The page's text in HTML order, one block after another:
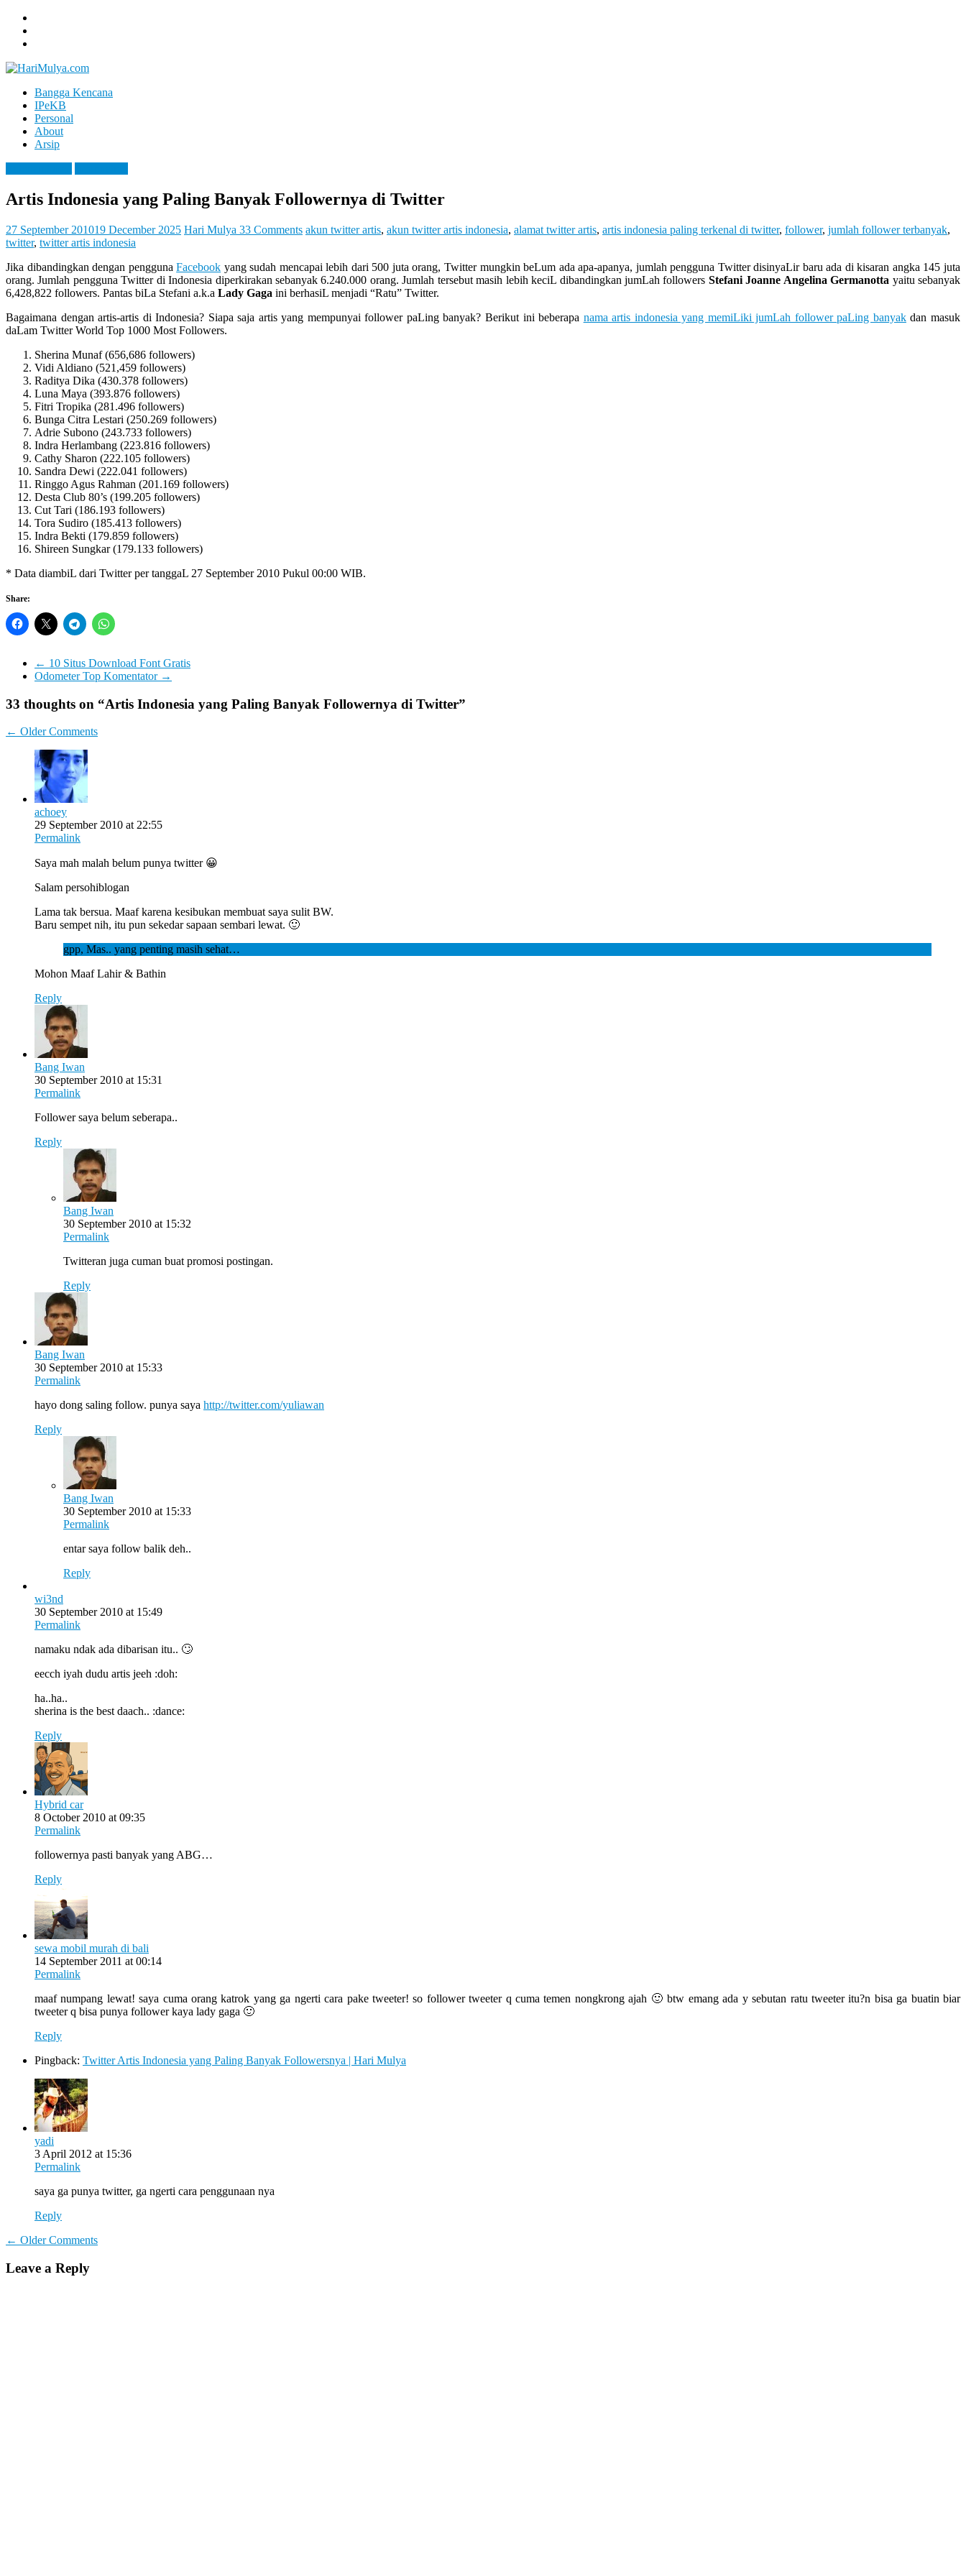
Skip
content
Hari
Mulya
Brain
Can
Analyze
It
Your
Right
Let
You
Feel
Bangga Kencana
IPeKB
Personal
About
Arsip
Artis Indonesia yang Paling Banyak Followernya di Twitter
27 September 201019 December 2025 Hari Mulya 33 Comments akun twitter artis, akun twitter artis indonesia, alamat twitter artis, artis indonesia paling terkenal di twitter, follower, jumlah follower terbanyak,
twitter, twitter artis indonesia
Jika dibandingkan dengan penggunaFacebook yang sudah mencapai lebih dari 500 juta orang, Twitter mungkin beLum ada apa-apanya, jumlah pengguna Twitter disinyaLir baru ada di kisaran angka 145 juta
orang. Jumlah pengguna Twitter di Indonesia diperkirakan sebanyak 6.240.000 orang. Jumlah tersebut masih lebih keciL dibandingkan jumLah followers Stefani Joanne Angelina Germanotta yaitu sebanyak
6,428,822 followers. Pantas biLa Stefani a.k.a Lady Gaga ini berhasiL menjadi “Ratu” Twitter.
Bagaimana dengan artis-artis di Indonesia? Siapa saja artis yang mempunyai follower paLing banyak? Berikut ini beberapa nama artis indonesia yang memiLiki jumLah follower paLing banyakdan masuk
daLam Twitter World Top 1000 Most Followers.
Sherina Munaf (656,686 followers)
Vidi Aldiano (521,459 followers)
Raditya Dika (430.378 followers)
Luna Maya (393.876 followers)
Fitri Tropika (281.496 followers)
Bunga Citra Lestari (250.269 followers)
Adrie Subono (243.733 followers)
Indra Herlambang (223.816 followers)
Cathy Sharon (222.105 followers)
Sandra Dewi (222.041 followers)
Ringgo Agus Rahman (201.169 followers)
Desta Club 80’s (199.205 followers)
Cut Tari (186.193 followers)
Tora Sudiro (185.413 followers)
Indra Bekti (179.859 followers)
Shireen Sungkar (179.133 followers)
* Data diambiL dari Twitter per tanggaL 27 September 2010 Pukul 00:00 WIB.
Share:
← 10 Situs Download Font Gratis
Odometer Top Komentator →
33 thoughts on “Artis Indonesia yang Paling Banyak Followernya di Twitter”
Comment
← Older Comments
achoey
29 September 2010 at 22:55
Permalink
Saya mah malah belum punya twitter 😀
Salam persohiblogan
Lama tak bersua. Maaf karena kesibukan membuat saya sulit BW.
Baru sempet nih, itu pun sekedar sapaan sembari lewat. 🙂
gpp, Mas.. yang penting masih sehat…
Mohon Maaf Lahir & Bathin
Reply
Bang Iwan
30 September 2010 at 15:31
Permalink
Follower saya belum seberapa..
Reply
Bang Iwan
30 September 2010 at 15:32
Permalink
Twitteran juga cuman buat promosi postingan.
Reply
Bang Iwan
30 September 2010 at 15:33
Permalink
hayo dong saling follow. punya saya http://twitter.com/yuliawan
Reply
Bang Iwan
30 September 2010 at 15:33
Permalink
entar saya follow balik deh..
Reply
wi3nd
30 September 2010 at 15:49
Permalink
namaku ndak ada dibarisan itu.. 🙄
eecch iyah dudu artis jeeh :doh:
ha..ha..
sherina is the best daach.. :dance:
Reply
Hybrid car
8 October 2010 at 09:35
Permalink
followernya pasti banyak yang ABG…
Reply
sewa mobil murah di bali
14 September 2011 at 00:14
Permalink
maaf numpang lewat! saya cuma orang katrok yang ga ngerti cara pake tweeter! so follower tweeter q cuma temen nongkrong ajah 🙂 btw emang ada y sebutan ratu tweeter itu?n bisa ga buatin biar
tweeter q bisa punya follower kaya lady gaga 🙂
Reply
Pingback: Twitter Artis Indonesia yang Paling Banyak Followersnya | Hari Mulya
yadi
3 April 2012 at 15:36
Permalink
saya ga punya twitter, ga ngerti cara penggunaan nya
Reply
Comment
← Older Comments
Leave a Reply